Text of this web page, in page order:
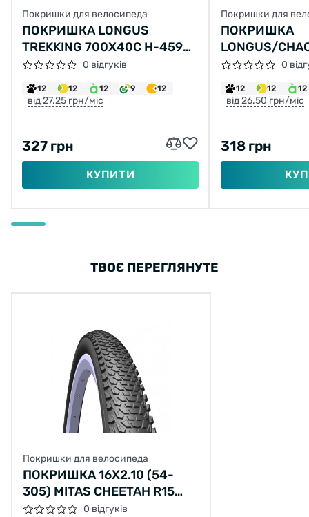
Покришки для велосипеда
ПОКРИШКА LONGUS
TREKKING 700X40C H-459
(42-622)
0 відгуків
12 12 12 9 12
від 27.25 грн/міс
327 грн
КУПИТИ
Покришки для
ПОКРИШКА
LONGUS/
L-3459(47-
0
12 12 12
від 26.50 грн/міс
318 грн
ТВОЄ ПЕРЕГЛЯНУТЕ
Покришки для велосипеда
ПОКРИШКА 16X2.10 (54-
305) MITAS CHEETAH R15
CLASSIC, ЧОРНА
0 відгуків